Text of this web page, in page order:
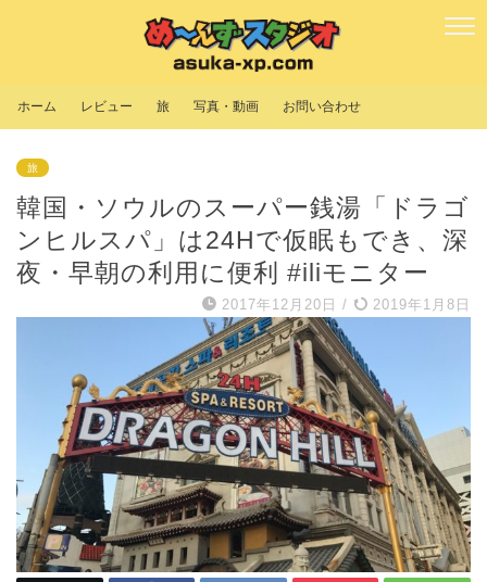
ホーム レビュー 旅 写真・動画 お問い合わせ
旅
韓国・ソウルのスーパー銭湯「ドラゴ
ンヒルスパ」は24Hで仮眠もでき、深
夜・早朝の利用に便利 #iliモニター
2017年12月20日 / 2019年1月8日